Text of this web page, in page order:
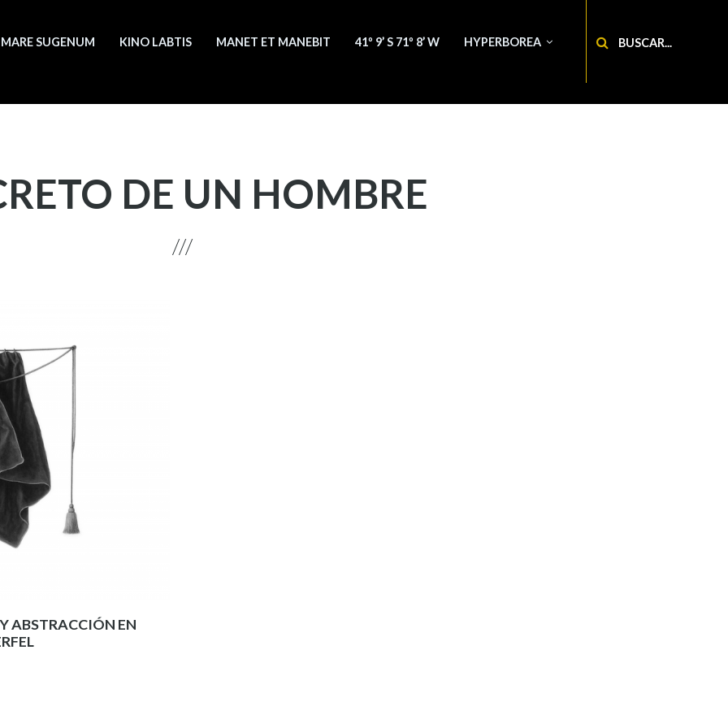
Buscar
MARE SUGENUM KINO LABTIS MANET ET MANEBIT 41º 9’ S 71º 8’ W HYPERBOREA
DE UN HOMBRE
ABSTRACCIÓN EN